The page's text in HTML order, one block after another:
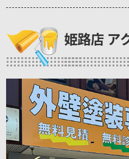
姫路店 ア